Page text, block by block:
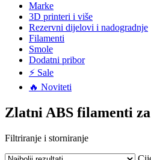
Marke
3D printeri i više
Rezervni dijelovi i nadogradnje
Filamenti
Smole
Dodatni pribor
⚡ Sale
🔥 Noviteti
Zlatni ABS filamenti
Filtriranje i storniranje